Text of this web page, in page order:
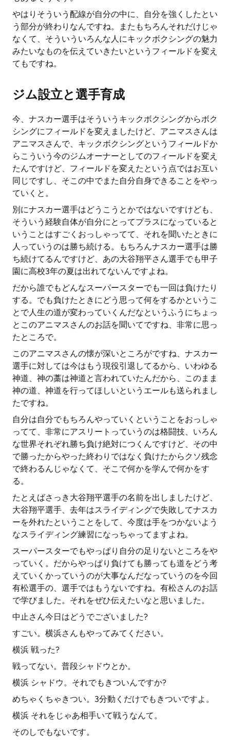
やはりそういう配線が自分の中に、自分を強くしたとい
う部分が終わりなんですね。またもちろんそれだけじゃ
なくて、そういういろんな人にキックボクシングの魅力
みたいなものを伝えていきたいというフィールドを変え
てもですね。
ジム設立と選手育成
今、ナスカー選手はそういうキックボクシングからボク
シングにフィールドを変えましたけど、アニマスさんは
アニマスさんで、キックボクシングというフィールドか
らこういう今のジムオーナーとしてのフィールドを変え
たんですけど、フィールドを変えたという点ではお互い
同じですし、そこの中でまた自分自身できることをやっ
ていくと。
別にナスカー選手はどうこうとかではないですけども、
そういう経験自体が自分にとってプラスになっていると
いうことはすごくおっしゃってて、それを聞いたときに
人っていうのは勝ち続ける。もちろんナスカー選手は勝
ち続けてるんですけど、あの大谷翔平さん選手でも甲子
園に高校3年の夏は出れてないんですよね。
だから誰でもどんなスーパースターでも一回は負けたり
する。でも負けたときにどう思って何をするかというこ
とで人生の道が変わっていくんだなというふうにちょっ
とこのアニマスさんのお話を聞いてですね、非常に思っ
たところで。
このアニマスさんの懐が深いところがですね、ナスカー
選手に対しては今はもう現役引退してるから、いわゆる
神道、神の藁は神道と言われていたんだから、このまま
神の道、神道を行ってほしいというエールも送られまし
たですね。
自分は自分でもちろんやっていくということをおっしゃ
ってて、非常にアスリートっていうのは格闘技、いろん
な世界それぞれ勝ち負け絶対につくんですけど、その中
で勝ったからやった終わりではなく負けたからクソ残念
で終わるんじゃなくて、そこで何かを学んで何かをす
る。
たとえばさっき大谷翔平選手の名前を出しましたけど、
大谷翔平選手、去年はスライディングで失敗してナスカ
ーを外れたということをして、今度は手をつかないよう
なスライディング練習になっちゃってますよね。
スーパースターでもやっぱり自分の足りないところをや
っていく。だからやっぱり負けても勝っても道をどう考
えていくかっていうのが大事なんだなっていうのを今回
有松選手の、選手ではもうないですね。有松さんのお話
で学びました。それをぜひ伝えたいなと思いました。
中止さん今日はどうでございました?
すごい。横浜さんもやってみてください。
横浜 戦った?
戦ってない。普段シャドウとか。
横浜 シャドウ。それでもきついんですか?
めちゃくちゃきつい。3分動くだけでもきついですよ。
横浜 それをじゃあ相手いて戦うなんて。
そのしでもないです。